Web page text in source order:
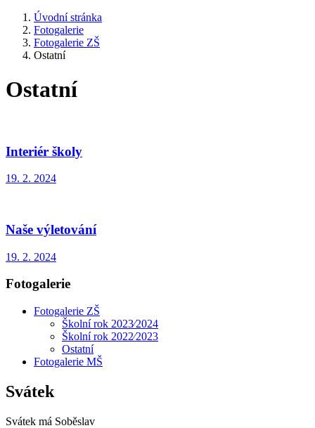
Úvodní stránka
Fotogalerie
Fotogalerie ZŠ
Ostatní
Ostatní
Interiér školy
19. 2. 2024
Naše výletování
19. 2. 2024
Fotogalerie
Fotogalerie ZŠ
Školní rok 2023⁄2024
Školní rok 2022⁄2023
Ostatní
Fotogalerie MŠ
Svátek
Svátek má Soběslav